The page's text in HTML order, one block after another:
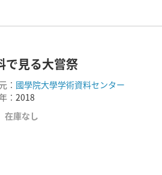
で見る大嘗祭
： 國學院大學学術資料センター
： 2018
在庫なし